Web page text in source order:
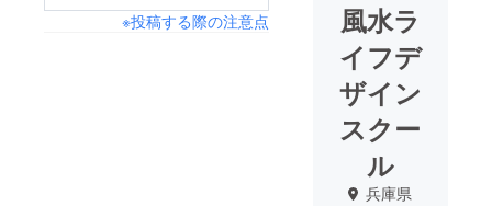
※投稿する際の注意点
風水ラ
イフデ
ザイン
スクー
ル
兵庫県